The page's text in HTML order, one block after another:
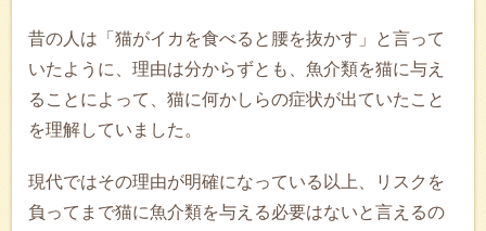
昔の人は「猫がイカを食べると腰を抜かす」と言って
いたように、理由は分からずとも、魚介類を猫に与え
ることによって、猫に何かしらの症状が出ていたこと
を理解していました。
現代ではその理由が明確になっている以上、リスクを
負ってまで猫に魚介類を与える必要はないと言えるの